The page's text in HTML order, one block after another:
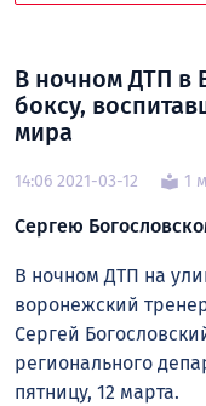
В ночном ДТП в
боксу,
мира
14:06 2021-03-12 1
Сергею
В ночном ДТП на
воронежский
Сергей
регионального
пятницу, 12 марта.